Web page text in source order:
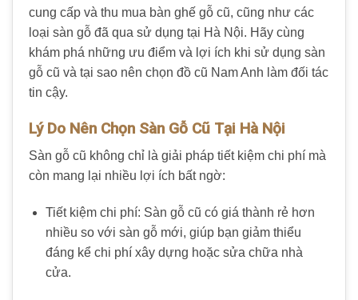
cung cấp và thu mua bàn ghế gỗ cũ, cũng như các
loại sàn gỗ đã qua sử dụng tại Hà Nội. Hãy cùng
khám phá những ưu điểm và lợi ích khi sử dụng sàn
gỗ cũ và tại sao nên chọn đồ cũ Nam Anh làm đối tác
tin cậy.
Lý Do Nên Chọn Sàn Gỗ Cũ Tại Hà Nội
Sàn gỗ cũ không chỉ là giải pháp tiết kiệm chi phí mà
còn mang lại nhiều lợi ích bất ngờ:
Tiết kiệm chi phí: Sàn gỗ cũ có giá thành rẻ hơn
nhiều so với sàn gỗ mới, giúp bạn giảm thiểu
đáng kể chi phí xây dựng hoặc sửa chữa nhà
cửa.